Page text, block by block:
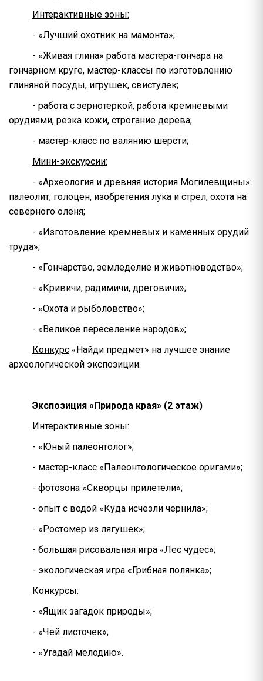
Интерактивные зоны:
- «Лучший охотник на мамонта»;
- «Живая глина» работа мастера-гончара на
гончарном круге, мастер-классы по изготовлению
глиняной посуды, игрушек, свистулек;
- работа с зернотеркой, работа кремневыми
орудиями, резка кожи, строгание дерева;
- мастер-класс по валянию шерсти;
Мини-экскурсии:
- «Археология и древняя история Могилевщины»:
палеолит, голоцен, изобретения лука и стрел, охота на
северного оленя;
- «Изготовление кремневых и каменных орудий
труда»;
- «Гончарство, земледелие и животноводство»;
- «Кривичи, радимичи, дреговичи»;
- «Охота и рыболовство»;
- «Великое переселение народов»;
Конкурс «Найди предмет» на лучшее знание
археологической экспозиции.
Экспозиция «Природа края» (2 этаж)
Интерактивные зоны:
- «Юный палеонтолог»;
- мастер-класс «Палеонтологическое оригами»;
- фотозона «Скворцы прилетели»;
- опыт с водой «Куда исчезли чернила»;
- «Ростомер из лягушек»;
- большая рисовальная игра «Лес чудес»;
- экологическая игра «Грибная полянка»;
Конкурсы:
- «Ящик загадок природы»;
- «Чей листочек»;
- «Угадай мелодию».